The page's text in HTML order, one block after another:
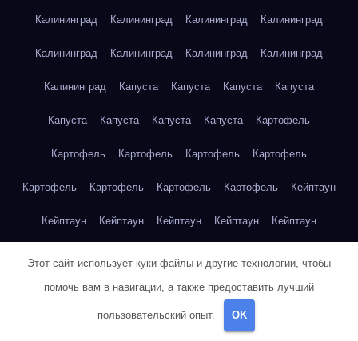
Калининград Калининград Калининград Калининград
Калининград Калининград Калининград Калининград
Калининград Капуста Капуста Капуста Капуста
Капуста Капуста Капуста Капуста Картофель
Картофель Картофель Картофель Картофель
Картофель Картофель Картофель Картофель Кейптаун
Кейптаун Кейптаун Кейптаун Кейптаун Кейптаун
Кейптаун Кейптаун Кейптаун Кейптаун Кейптаун
Кейптаун Кейптаун Кейптаун
Этот сайт использует куки-файлы и другие технологии, чтобы
помочь вам в навигации, а также предоставить лучший
пользовательский опыт. OK